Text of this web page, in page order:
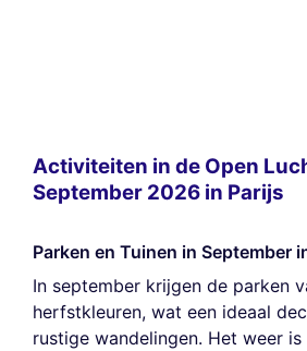
Activiteiten in de Open
September 2026 in Parijs
Parken en Tuinen in September
In september krijgen de parken
herfstkleuren, wat een ideaal
rustige wandelingen. Het weer